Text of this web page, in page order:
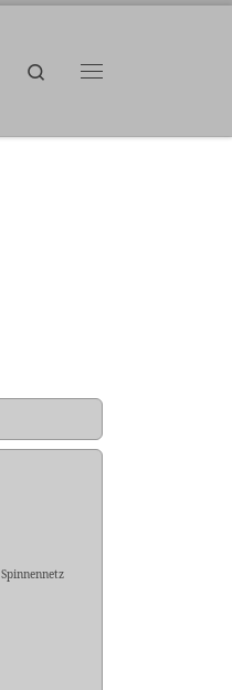
Search
Spinnennetz